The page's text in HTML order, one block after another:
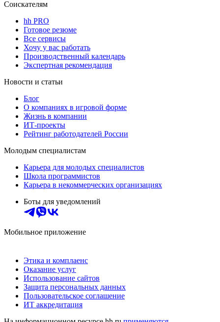
Соискателям
hh PRO
Готовое резюме
Все сервисы
Хочу у вас работать
Производственный календарь
Экспертная рекомендация
Новости и статьи
Блог
О компаниях в игровой форме
Жизнь в компании
ИТ-проекты
Рейтинг работодателей России
Молодым специалистам
Карьера для молодых специалистов
Школа программистов
Карьера в некоммерческих организациях
Боты для уведомлений
Мобильное приложение
Этика и комплаенс
Оказание услуг
Использование сайтов
Защита персональных данных
Пользовательское соглашение
ИТ аккредитация